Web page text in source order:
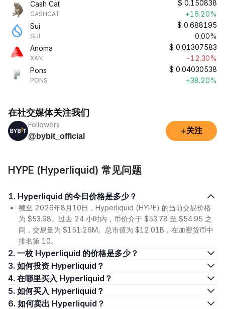
Cash Cat
CASHCAT
$ 0.150838
+16.20%
Sui
SUI
$ 0.688195
0.00%
Anoma
XAN
$ 0.01307583
-12.30%
Pons
PONS
$ 0.04030538
+38.20%
在社交媒体关注我们
Followers
@bybit_official
+关注
HYPE (Hyperliquid) 常见问题
1. Hyperliquid 的今日价格是多少？
截至 2026年8月10日，Hyperliquid (HYPE) 的当前交易价格
为 $53.98。过去 24 小时内，币价介于 $53.78 至 $54.95 之
间，交易量为 $151.26M。总市值为 $12.01B，在加密货币中
排名第 10。
2. 一枚 Hyperliquid 的价格是多少？
3. 如何投资 Hyperliquid？
4. 在哪里买入 Hyperliquid？
5. 如何买入 Hyperliquid？
6. 如何卖出 Hyperliquid？